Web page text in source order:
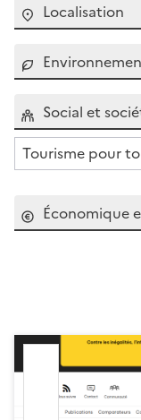
Localisation
Social et
Tourisme pour
Économique